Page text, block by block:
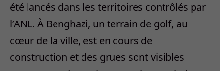
été lancés dans les territoires contrôlés par
l’ANL. À Benghazi, un terrain de golf, au
cœur de la ville, est en cours de
construction et des grues sont visibles